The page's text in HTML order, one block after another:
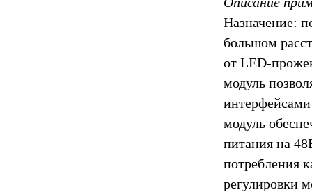
Назначение:
большом
от LED-
модуль
модуль
питания на
потребления
регулировки